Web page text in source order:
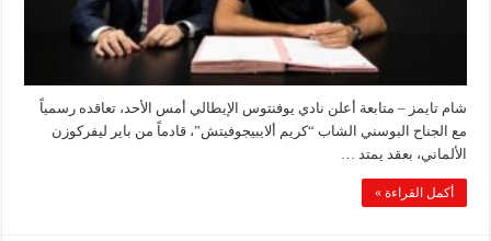
شام تايمز – متابعة أعلن نادي يوفنتوس الإيطالي أمس الأحد، تعاقده رسمياً
مع الجناح البوسني الشاب “كريم ألايبيجوفيتش”، قادماً من باير ليفركوزن
الألماني، بعقد يمتد …
أكمل القراءة »